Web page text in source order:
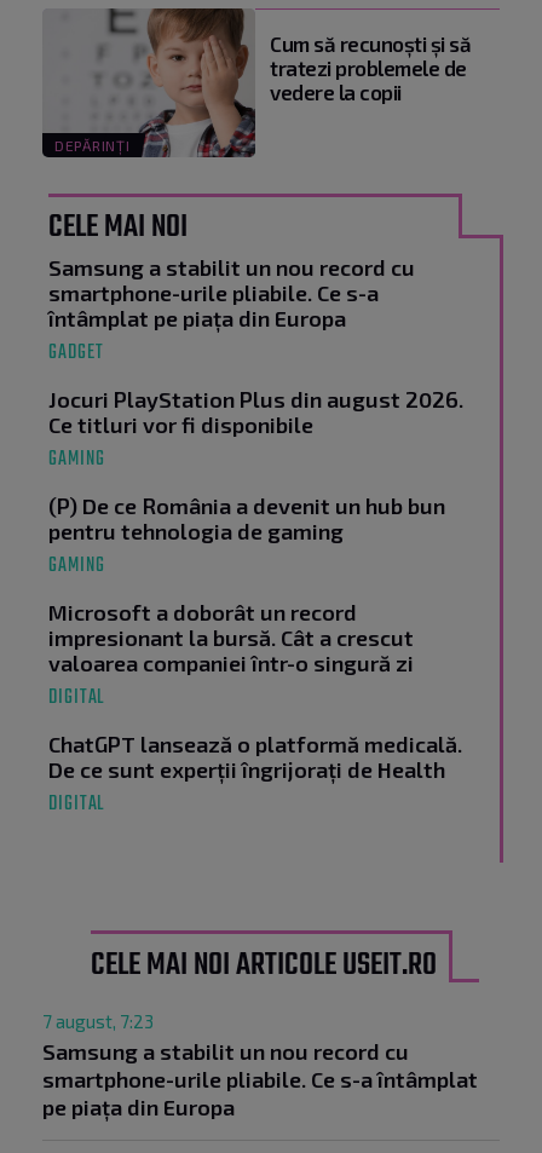
DEPĂRINȚI
Cum să recunoști și să
tratezi problemele de
vedere la copii
CELE MAI NOI
Samsung a stabilit un nou record cu
smartphone-urile pliabile. Ce s-a
întâmplat pe piața din Europa
GADGET
Jocuri PlayStation Plus din august 2026.
Ce titluri vor fi disponibile
GAMING
(P) De ce România a devenit un hub bun
pentru tehnologia de gaming
GAMING
Microsoft a doborât un record
impresionant la bursă. Cât a crescut
valoarea companiei într-o singură zi
DIGITAL
ChatGPT lansează o platformă medicală.
De ce sunt experții îngrijorați de Health
DIGITAL
CELE MAI NOI ARTICOLE USEIT.RO
7 august, 7:23
Samsung a stabilit un nou record cu
smartphone-urile pliabile. Ce s-a întâmplat
pe piața din Europa